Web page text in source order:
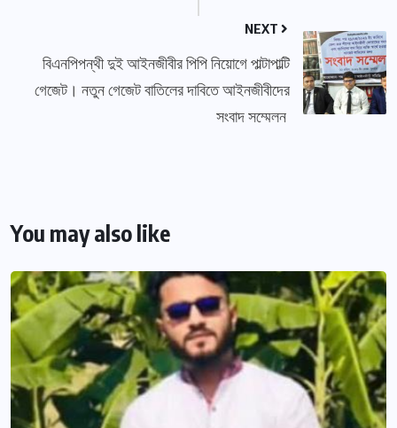
NEXT
বিএনপিপন্থী দুই আইনজীবীর পিপি নিয়োগে পাল্টাপাল্টি
গেজেট। নতুন গেজেট বাতিলের দাবিতে আইনজীবীদের
সংবাদ সম্মেলন
You may also like